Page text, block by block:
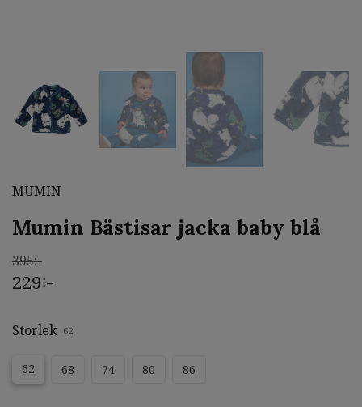
MUMIN
Mumin Bästisar jacka baby blå
395:-
229:-
Storlek 62
62 68 74 80 86